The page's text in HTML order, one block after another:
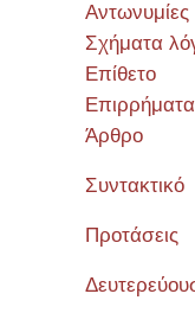
Αντωνυμίες
Σχήματα
Επίθετο
Επιρρήματα
Άρθρο
Συντακτικό
Προτάσεις